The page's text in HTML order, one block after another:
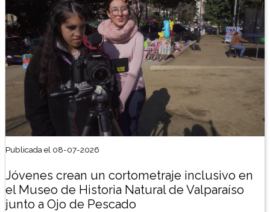
Publicada el 08-07-2026
Jóvenes crean un cortometraje inclusivo en
el Museo de Historia Natural de Valparaíso
junto a Ojo de Pescado